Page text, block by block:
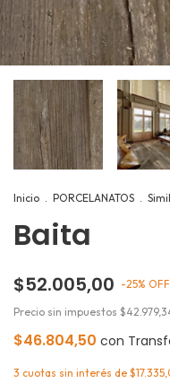
Inicio . PORCELANATOS .
Baita
$52.005,00 -25% OFF
Precio sin impuestos
$46.804,50 con
3 cuotas sin interés de